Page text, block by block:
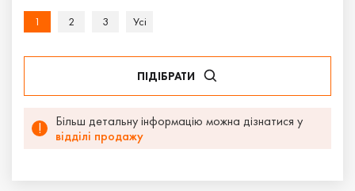
1 2 3 Усi
!
Більш детальну інформацію можна дізнатися у
відділі продажу
ПІДІБРАТИ